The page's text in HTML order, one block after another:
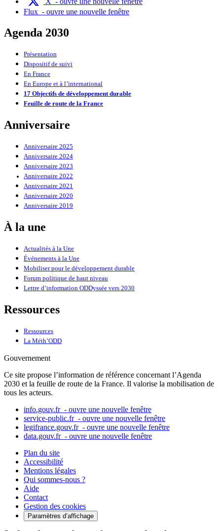
Flux - ouvre une nouvelle fenêtre
Agenda 2030
Présentation
Dispositif de suivi
En France
En Europe et à l’international
17 Objectifs de développement durable
Feuille de route de la France
Anniversaire
Anniversaire 2025
Anniversaire 2024
Anniversaire 2023
Anniversaire 2022
Anniversaire 2021
Anniversaire 2020
Anniversaire 2019
À la une
Actualités à la Une
Événements à la Une
Mobiliser pour le développement durable
Forum politique de haut niveau
Lettre d’information ODDyssée vers 2030
Ressources
Ressources
La Méth’ODD
Gouvernement
Ce site propose l’information de référence concernant l’Agenda
2030 et la feuille de route de la France. Il valorise la mobilisation de
tous les acteurs.
info.gouv.fr - ouvre une nouvelle fenêtre
service-public.fr - ouvre une nouvelle fenêtre
legifrance.gouv.fr - ouvre une nouvelle fenêtre
data.gouv.fr - ouvre une nouvelle fenêtre
Plan du site
Accessibilité
Mentions légales
Qui sommes-nous ?
Aide
Contact
Gestion des cookies
Paramètres d’affichage